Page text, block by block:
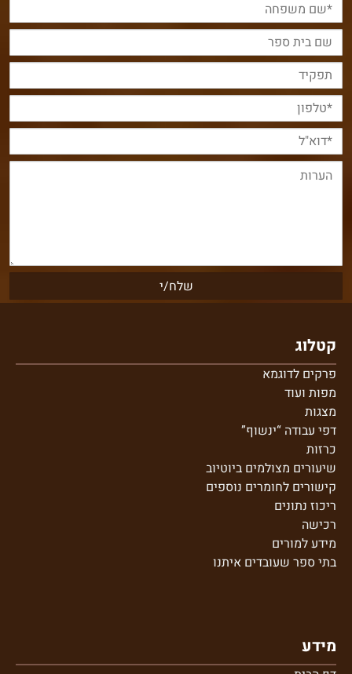
קטלוג
פרקים לדוגמא
מפות ועוד
מצגות
דפי עבודה “ינשוף”
כרזות
שיעורים מצולמים ביוטיוב
קישורים לחומרים נוספים
ריכוז נתונים
רכישה
מידע למורים
בתי ספר שעובדים איתנו
מידע